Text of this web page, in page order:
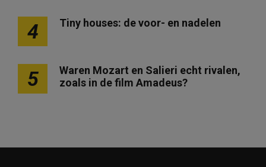
4 Tiny houses: de voor- en nadelen
5
Waren Mozart en Salieri echt rivalen,
zoals in de film Amadeus?